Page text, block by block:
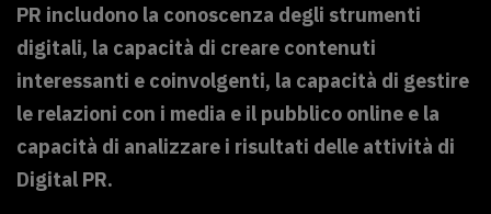
PR includono la conoscenza degli strumenti
digitali, la capacità di creare contenuti
interessanti e coinvolgenti, la capacità di gestire
le relazioni con i media e il pubblico online e la
capacità di analizzare i risultati delle attività di
Digital PR.